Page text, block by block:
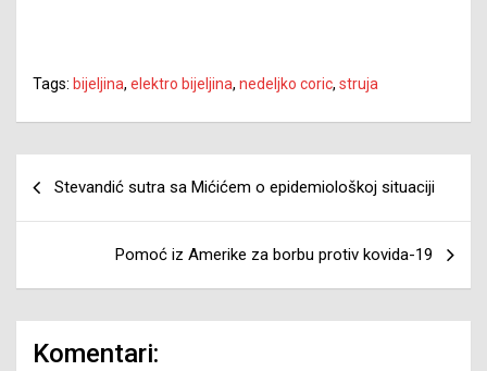
Tags: bijeljina, elektro bijeljina, nedeljko coric, struja
Stevandić sutra sa Mićićem o epidemiološkoj situaciji
Pomoć iz Amerike za borbu protiv kovida-19
Komentari: